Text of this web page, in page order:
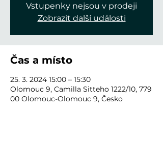
Vstupenky nejsou v prodeji
Zobrazit další události
Čas a místo
25. 3. 2024 15:00 – 15:30
Olomouc 9, Camilla Sitteho 1222/10, 779
00 Olomouc-Olomouc 9, Česko